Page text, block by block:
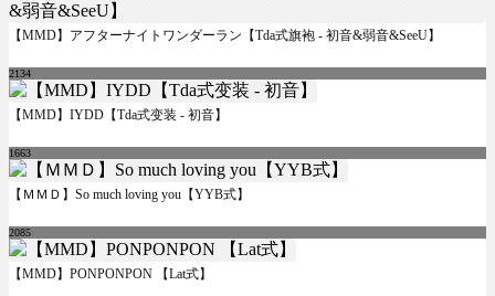
【MMD】アフターナイトワンダーラン【Tda式旗袍 - 初音&弱音&SeeU】
2134
【MMD】IYDD【Tda式变装 - 初音】
1663
【ＭＭＤ】So much loving you【YYB式】
2085
【MMD】PONPONPON 【Lat式】